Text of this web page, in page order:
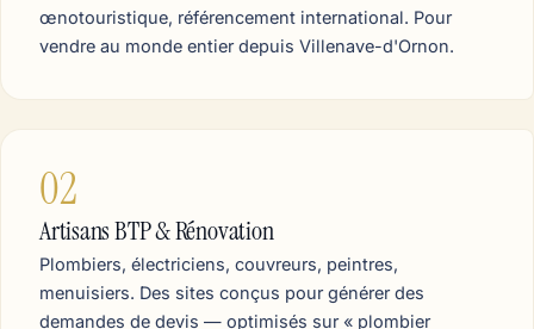
œnotouristique, référencement international. Pour
vendre au monde entier depuis Villenave-d'Ornon.
02
Artisans BTP & Rénovation
Plombiers, électriciens, couvreurs, peintres,
menuisiers. Des sites conçus pour générer des
demandes de devis — optimisés sur « plombier